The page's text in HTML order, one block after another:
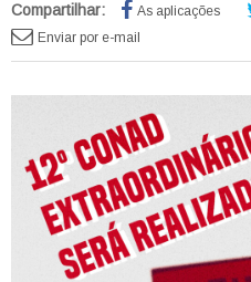
Compartilhar: As aplicações
Enviar por e-mail